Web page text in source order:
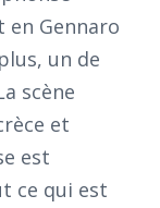
en Gennaro
un de
scène
et
est
ce qui est